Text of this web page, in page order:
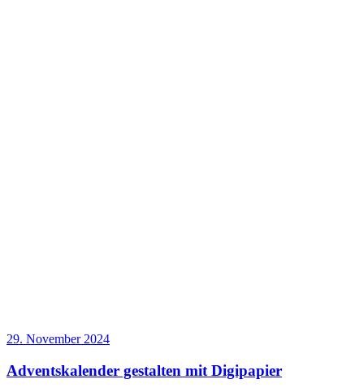
29. November 2024
Adventskalender gestalten mit Digipapier